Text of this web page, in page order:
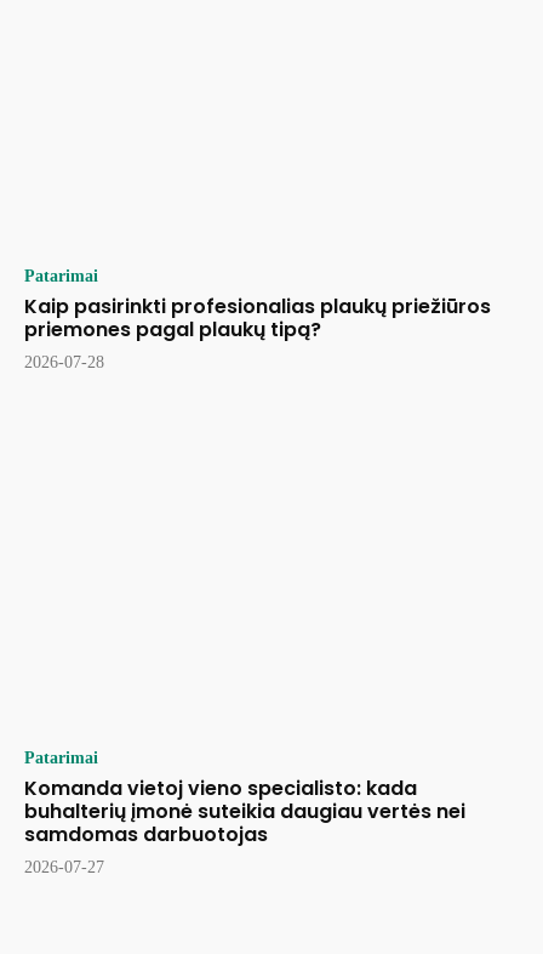
Patarimai
Kaip pasirinkti profesionalias plaukų priežiūros
priemones pagal plaukų tipą?
2026-07-28
Patarimai
Komanda vietoj vieno specialisto: kada
buhalterių įmonė suteikia daugiau vertės nei
samdomas darbuotojas
2026-07-27